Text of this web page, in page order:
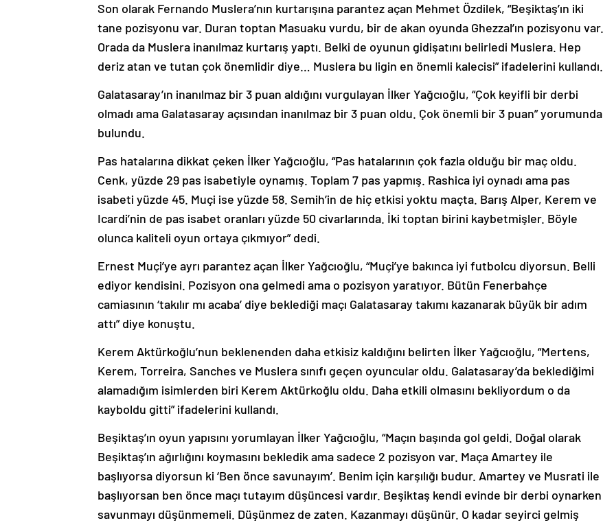
Son olarak Fernando Muslera’nın kurtarışına parantez açan Mehmet Özdilek, “Beşiktaş’ın iki
tane pozisyonu var. Duran toptan Masuaku vurdu, bir de akan oyunda Ghezzal’ın pozisyonu var.
Orada da Muslera inanılmaz kurtarış yaptı. Belki de oyunun gidişatını belirledi Muslera. Hep
deriz atan ve tutan çok önemlidir diye… Muslera bu ligin en önemli kalecisi” ifadelerini kullandı.
Galatasaray’ın inanılmaz bir 3 puan aldığını vurgulayan İlker Yağcıoğlu, “Çok keyifli bir derbi
olmadı ama Galatasaray açısından inanılmaz bir 3 puan oldu. Çok önemli bir 3 puan” yorumunda
bulundu.
Pas hatalarına dikkat çeken İlker Yağcıoğlu, “Pas hatalarının çok fazla olduğu bir maç oldu.
Cenk, yüzde 29 pas isabetiyle oynamış. Toplam 7 pas yapmış. Rashica iyi oynadı ama pas
isabeti yüzde 45. Muçi ise yüzde 58. Semih’in de hiç etkisi yoktu maçta. Barış Alper, Kerem ve
Icardi’nin de pas isabet oranları yüzde 50 civarlarında. İki toptan birini kaybetmişler. Böyle
olunca kaliteli oyun ortaya çıkmıyor” dedi.
Ernest Muçi’ye ayrı parantez açan İlker Yağcıoğlu, “Muçi’ye bakınca iyi futbolcu diyorsun. Belli
ediyor kendisini. Pozisyon ona gelmedi ama o pozisyon yaratıyor. Bütün Fenerbahçe
camiasının ‘takılır mı acaba’ diye beklediği maçı Galatasaray takımı kazanarak büyük bir adım
attı” diye konuştu.
Kerem Aktürkoğlu’nun beklenenden daha etkisiz kaldığını belirten İlker Yağcıoğlu, “Mertens,
Kerem, Torreira, Sanches ve Muslera sınıfı geçen oyuncular oldu. Galatasaray’da beklediğimi
alamadığım isimlerden biri Kerem Aktürkoğlu oldu. Daha etkili olmasını bekliyordum o da
kayboldu gitti” ifadelerini kullandı.
Beşiktaş’ın oyun yapısını yorumlayan İlker Yağcıoğlu, “Maçın başında gol geldi. Doğal olarak
Beşiktaş’ın ağırlığını koymasını bekledik ama sadece 2 pozisyon var. Maça Amartey ile
başlıyorsa diyorsun ki ‘Ben önce savunayım’. Benim için karşılığı budur. Amartey ve Musrati ile
başlıyorsan ben önce maçı tutayım düşüncesi vardır. Beşiktaş kendi evinde bir derbi oynarken
savunmayı düşünmemeli. Düşünmez de zaten. Kazanmayı düşünür. O kadar seyirci gelmiş